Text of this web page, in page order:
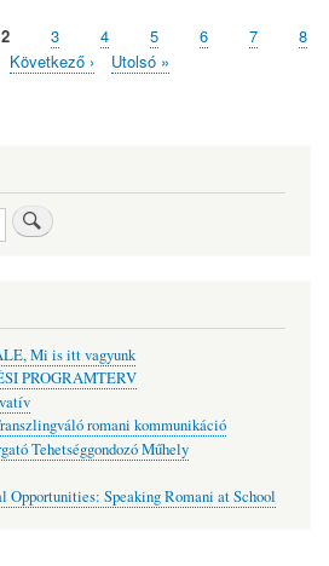
Jelenlegi
oldal
2 Oldal
3 Oldal
4 Oldal
5 Oldal
6 Oldal
7
8
Következő
Következő ›
Utolsó
Utolsó »
Mi is itt vagyunk
PROGRAMTERV
romani kommunikáció
Tehetséggondozó Műhely
Opportunities: Speaking Romani at School